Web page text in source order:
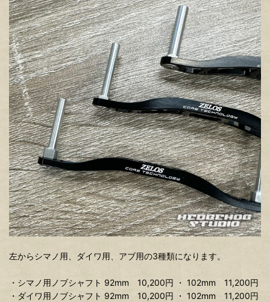
左からシマノ用、ダイワ用、アブ用の3種類になります。
・シマノ用ノブシャフト 92mm 10,200円 ・ 102mm 11,200円
・ダイワ用ノブシャフト 92mm 10,200円 ・ 102mm 11,200円